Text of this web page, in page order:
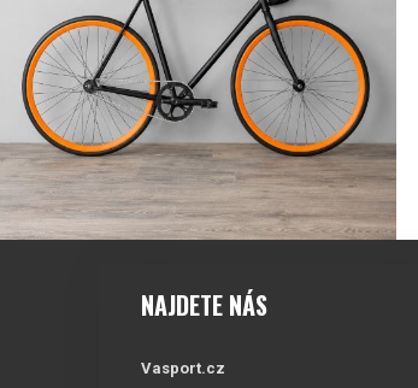
NAJDETE NÁS
Vasport.cz